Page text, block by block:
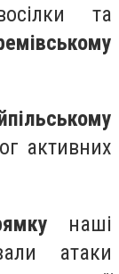
та
активних
наші
атаки